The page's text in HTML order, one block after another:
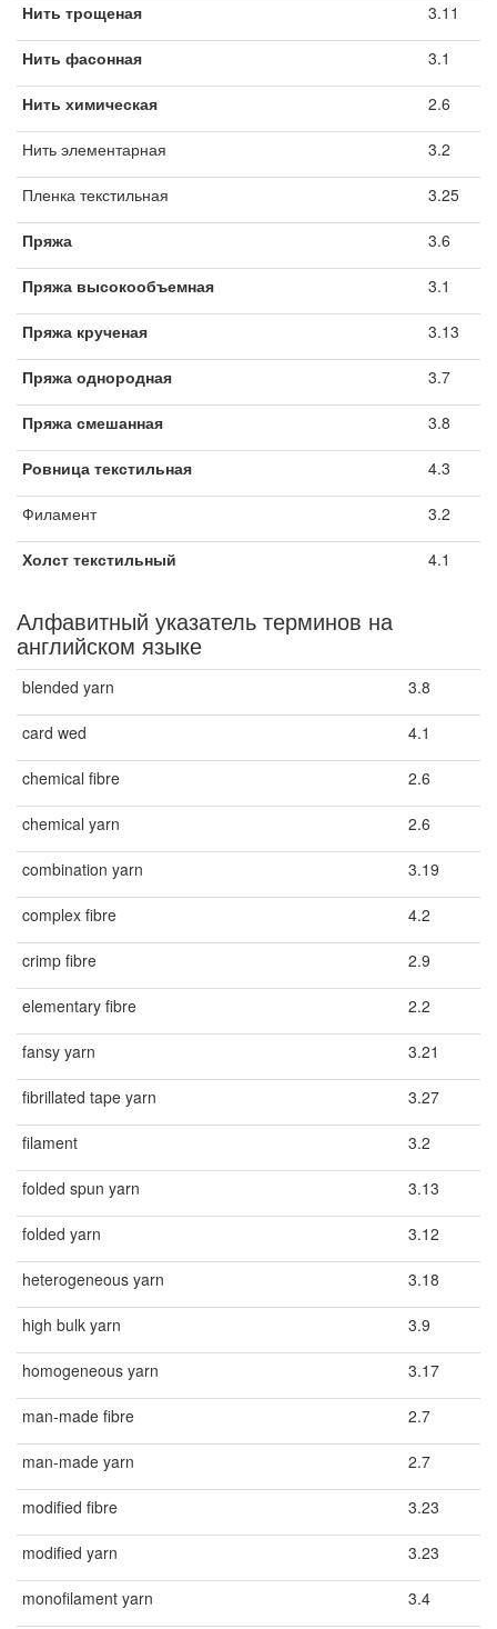
Нить трощеная 3.11
Нить фасонная 3.1
Нить химическая 2.6
Нить элементарная 3.2
Пленка текстильная 3.25
Пряжа 3.6
Пряжа высокообъемная 3.1
Пряжа крученая 3.13
Пряжа однородная 3.7
Пряжа смешанная 3.8
Ровница текстильная 4.3
Филамент 3.2
Холст текстильный 4.1
Алфавитный указатель терминов на
английском языке
blended yarn 3.8
card wed 4.1
chemical fibre 2.6
chemical yarn 2.6
combination yarn 3.19
complex fibre 4.2
crimp fibre 2.9
elementary fibre 2.2
fansy yarn 3.21
fibrillated tape yarn 3.27
filament 3.2
folded spun yarn 3.13
folded yarn 3.12
heterogeneous yarn 3.18
high bulk yarn 3.9
homogeneous yarn 3.17
man-made fibre 2.7
man-made yarn 2.7
modified fibre 3.23
modified yarn 3.23
monofilament yarn 3.4